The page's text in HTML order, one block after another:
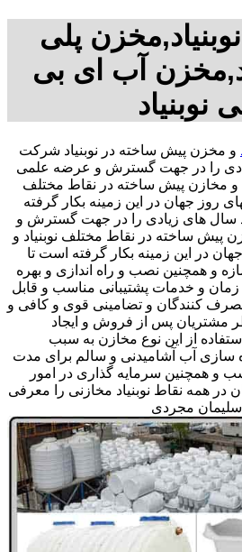
پلی
آب ای بی
نوبنیاد
و مخزن پیش ساخته در نوبنیاد شرکت
را در جهت گسترش و عرضه علمی
و مخازن پیش ساخته در نقاط مختلف
روز جهان در این زمینه بکار گرفته
سال های زیادی را در جهت گسترش و
پیش ساخته در نقاط مختلف نوبنیاد و
در این زمینه بکار گرفته است تا
و همچنین نصب و راه اندازی و بهره
زمان و خدمات پشتیبانی مناسب و قابل
کنندگان و تضامینی قوی و کافی و
مشتریان پس از فروش و ایجاد
از این نوع مخازن به سبب
سازی آب آشامیدنی و سالم برای مدت
و همچنین سرمایه گذاری در امور
در همه نقاط نوبنیاد مخازنی را معرفی